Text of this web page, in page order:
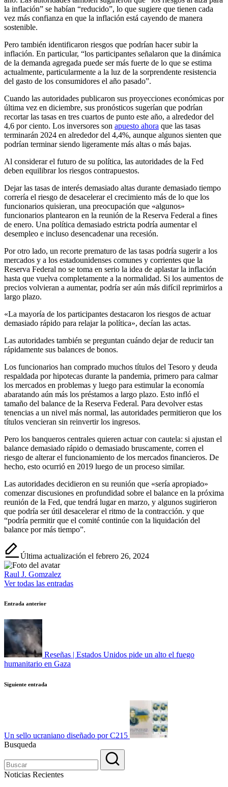
la inflación” se habían “reducido”, lo que sugiere que tienen cada
vez más confianza en que la inflación está cayendo de manera
sostenible.
Pero también identificaron riesgos que podrían hacer subir la
inflación. En particular, “los participantes señalaron que la dinámica
de la demanda agregada puede ser más fuerte de lo que se estima
actualmente, particularmente a la luz de la sorprendente resistencia
del gasto de los consumidores el año pasado”.
Cuando las autoridades publicaron sus proyecciones económicas por
última vez en diciembre, sus pronósticos sugerían que podrían
recortar las tasas en tres cuartos de punto este año, a alrededor del
4,6 por ciento. Los inversores son apuesto ahora que las tasas
terminarán 2024 en alrededor del 4,4%, aunque algunos sienten que
podrían terminar siendo ligeramente más altas o más bajas.
Al considerar el futuro de su política, las autoridades de la Fed
deben equilibrar los riesgos contrapuestos.
Dejar las tasas de interés demasiado altas durante demasiado tiempo
correría el riesgo de desacelerar el crecimiento más de lo que los
funcionarios quisieran, una preocupación que «algunos»
funcionarios plantearon en la reunión de la Reserva Federal a fines
de enero. Una política demasiado estricta podría aumentar el
desempleo e incluso desencadenar una recesión.
Por otro lado, un recorte prematuro de las tasas podría sugerir a los
mercados y a los estadounidenses comunes y corrientes que la
Reserva Federal no se toma en serio la idea de aplastar la inflación
hasta que vuelva completamente a la normalidad. Si los aumentos de
precios volvieran a aumentar, podría ser aún más difícil reprimirlos a
largo plazo.
«La mayoría de los participantes destacaron los riesgos de actuar
demasiado rápido para relajar la política», decían las actas.
Las autoridades también se preguntan cuándo dejar de reducir tan
rápidamente sus balances de bonos.
Los funcionarios han comprado muchos títulos del Tesoro y deuda
respaldada por hipotecas durante la pandemia, primero para calmar
los mercados en problemas y luego para estimular la economía
abaratando aún más los préstamos a largo plazo. Esto infló el
tamaño del balance de la Reserva Federal. Para devolver estas
tenencias a un nivel más normal, las autoridades permitieron que los
títulos vencieran sin reinvertir los ingresos.
Pero los banqueros centrales quieren actuar con cautela: si ajustan el
balance demasiado rápido o demasiado bruscamente, corren el
riesgo de alterar el funcionamiento de los mercados financieros. De
hecho, esto ocurrió en 2019 luego de un proceso similar.
Las autoridades decidieron en su reunión que «sería apropiado»
comenzar discusiones en profundidad sobre el balance en la próxima
reunión de la Fed, que tendrá lugar en marzo, y algunos sugirieron
que podría ser útil desacelerar el ritmo de la contracción. y que
“podría permitir que el comité continúe con la liquidación del
balance por más tiempo”.
Última actualización el febrero 26, 2024
Raul J. Gomzalez
Ver todas las entradas
Navegación
de
entradas
Entrada anterior
Reseñas | Estados Unidos pide un alto el fuego
humanitario en Gaza
Siguiente entrada
Un sello ucraniano diseñado por C215
Busqueda
Noticias Recientes